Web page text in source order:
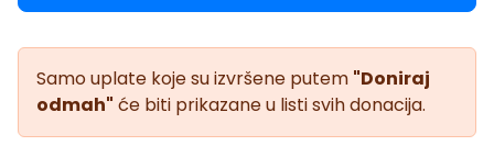
Samo uplate koje su izvršene putem "Doniraj
odmah" će biti prikazane u listi svih donacija.